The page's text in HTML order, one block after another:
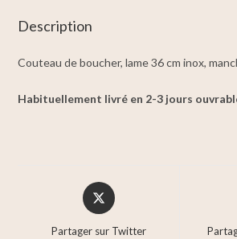
Description
Couteau de boucher, lame 36 cm inox,
Habituellement livré en 2-3 jours
Partager sur Twitter